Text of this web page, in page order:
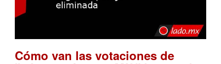
Cómo van las votaciones de